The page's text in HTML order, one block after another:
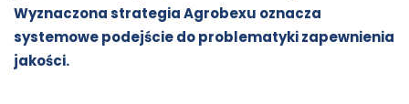
Wyznaczona strategia Agrobexu oznacza
systemowe podejście do problematyki zapewnienia
jakości.